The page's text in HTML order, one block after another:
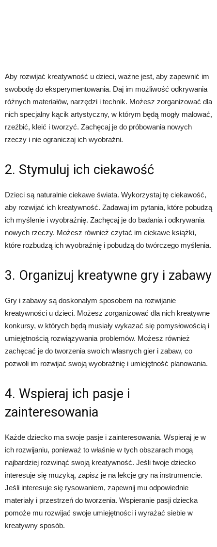
Aby rozwijać kreatywność u dzieci, ważne jest, aby zapewnić im
swobodę do eksperymentowania. Daj im możliwość odkrywania
różnych materiałów, narzędzi i technik. Możesz zorganizować dla
nich specjalny kącik artystyczny, w którym będą mogły malować,
rzeźbić, kleić i tworzyć. Zachęcaj je do próbowania nowych
rzeczy i nie ograniczaj ich wyobraźni.
2. Stymuluj ich ciekawość
Dzieci są naturalnie ciekawe świata. Wykorzystaj tę ciekawość,
aby rozwijać ich kreatywność. Zadawaj im pytania, które pobudzą
ich myślenie i wyobraźnię. Zachęcaj je do badania i odkrywania
nowych rzeczy. Możesz również czytać im ciekawe książki,
które rozbudzą ich wyobraźnię i pobudzą do twórczego myślenia.
3. Organizuj kreatywne gry i zabawy
Gry i zabawy są doskonałym sposobem na rozwijanie
kreatywności u dzieci. Możesz zorganizować dla nich kreatywne
konkursy, w których będą musiały wykazać się pomysłowością i
umiejętnością rozwiązywania problemów. Możesz również
zachęcać je do tworzenia swoich własnych gier i zabaw, co
pozwoli im rozwijać swoją wyobraźnię i umiejętność planowania.
4. Wspieraj ich pasje i
zainteresowania
Każde dziecko ma swoje pasje i zainteresowania. Wspieraj je w
ich rozwijaniu, ponieważ to właśnie w tych obszarach mogą
najbardziej rozwinąć swoją kreatywność. Jeśli twoje dziecko
interesuje się muzyką, zapisz je na lekcje gry na instrumencie.
Jeśli interesuje się rysowaniem, zapewnij mu odpowiednie
materiały i przestrzeń do tworzenia. Wspieranie pasji dziecka
pomoże mu rozwijać swoje umiejętności i wyrażać siebie w
kreatywny sposób.